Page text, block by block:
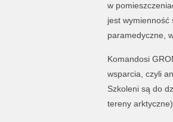
w
jest wymienność
paramedyczne,
Komandosi
wsparcia, czyli
Szkoleni są do
tereny arktyczne).